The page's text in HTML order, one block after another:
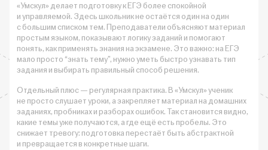
«Умскул» делает подготовку к ЕГЭ более спокойной
и управляемой. Здесь школьник не остаётся один на один
с большим списком тем. Преподаватели объясняют материал
простым языком, показывают логику заданий и помогают
понять, как применять знания на экзамене. Это важно: на ЕГЭ
мало просто “знать тему”, нужно уметь быстро узнавать тип
задания и выбирать правильный способ решения.
Отдельный плюс — регулярная практика. В «Умскул» ученик
не просто слушает уроки, а закрепляет материал на домашних
заданиях, пробниках и разборах ошибок. Так становится видно,
какие темы уже получаются, а где ещё есть пробелы. Это
снижает тревогу: подготовка перестаёт быть абстрактной
и превращается в конкретные шаги.